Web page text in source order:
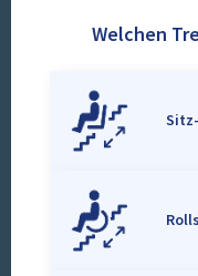
Welchen